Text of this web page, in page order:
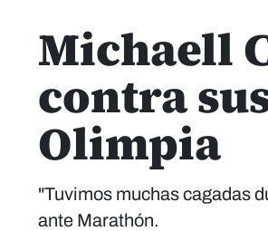
Michaell
contra
Olimpia
"Tuvimos muchas cagadas
ante Marathón.